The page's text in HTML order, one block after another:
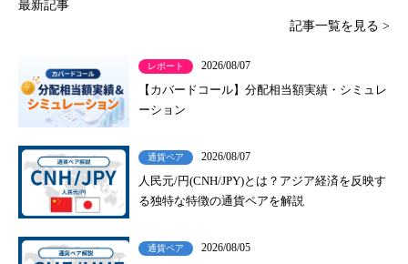
最新記事
記事一覧を見る >
レポート 2026/08/07
【カバードコール】分配相当額実績・シミュレ
ーション
通貨ペア 2026/08/07
人民元/円(CNH/JPY)とは？アジア経済を反映す
る独特な特徴の通貨ペアを解説
通貨ペア 2026/08/05